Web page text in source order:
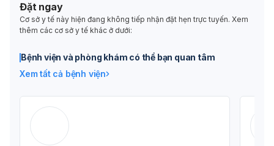
Đặt ngay
Cơ sở y tế này hiện đang không tiếp nhận đặt hẹn trực tuyến. Xem
thêm các cơ sở y tế khác ở dưới:
Bệnh viện và phòng khám có thể bạn quan tâm
Xem tất cả bệnh viện